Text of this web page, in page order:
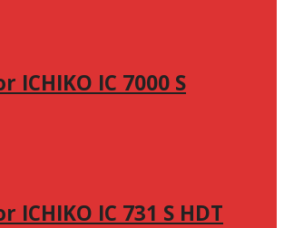
ICHIKO IC 7000 S
ICHIKO IC 731 S HDT